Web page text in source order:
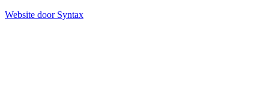
Website door Syntax